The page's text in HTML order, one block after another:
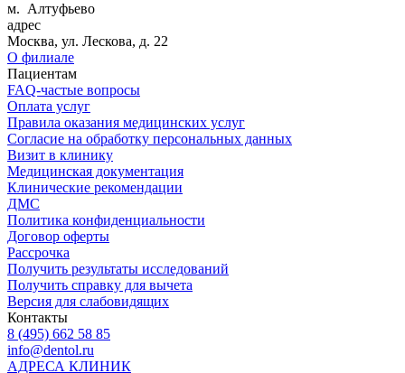
м. Алтуфьево
адрес
Москва, ул. Лескова, д. 22
О филиале
Пациентам
FAQ-частые вопросы
Оплата услуг
Правила оказания медицинских услуг
Согласие на обработку персональных данных
Визит в клинику
Медицинская документация
Клинические рекомендации
ДМС
Политика конфиденциальности
Договор оферты
Рассрочка
Получить результаты исследований
Получить справку для вычета
Версия для слабовидящих
Контакты
8 (495) 662 58 85
info@dentol.ru
АДРЕСА КЛИНИК